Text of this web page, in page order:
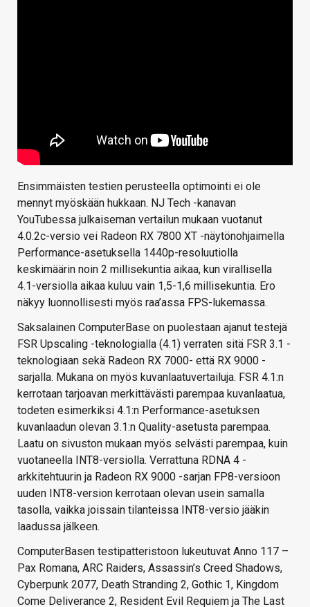
Ensimmäisten testien perusteella optimointi ei ole
mennyt myöskään hukkaan. NJ Tech -kanavan
YouTubessa julkaiseman vertailun mukaan vuotanut
4.0.2c-versio vei Radeon RX 7800 XT -näytönohjaimella
Performance-asetuksella 1440p-resoluutiolla
keskimäärin noin 2 millisekuntia aikaa, kun virallisella
4.1-versiolla aikaa kuluu vain 1,5-1,6 millisekuntia. Ero
näkyy luonnollisesti myös raa’assa FPS-lukemassa.
Saksalainen ComputerBase on puolestaan ajanut testejä
FSR Upscaling -teknologialla (4.1) verraten sitä FSR 3.1 -
teknologiaan sekä Radeon RX 7000- että RX 9000 -
sarjalla. Mukana on myös kuvanlaatuvertailuja. FSR 4.1:n
kerrotaan tarjoavan merkittävästi parempaa kuvanlaatua,
todeten esimerkiksi 4.1:n Performance-asetuksen
kuvanlaadun olevan 3.1:n Quality-asetusta parempaa.
Laatu on sivuston mukaan myös selvästi parempaa, kuin
vuotaneella INT8-versiolla. Verrattuna RDNA 4 -
arkkitehtuurin ja Radeon RX 9000 -sarjan FP8-versioon
uuden INT8-version kerrotaan olevan usein samalla
tasolla, vaikka joissain tilanteissa INT8-versio jääkin
laadussa jälkeen.
ComputerBasen testipatteristoon lukeutuvat Anno 117 –
Pax Romana, ARC Raiders, Assassin’s Creed Shadows,
Cyberpunk 2077, Death Stranding 2, Gothic 1, Kingdom
Come Deliverance 2, Resident Evil Requiem ja The Last